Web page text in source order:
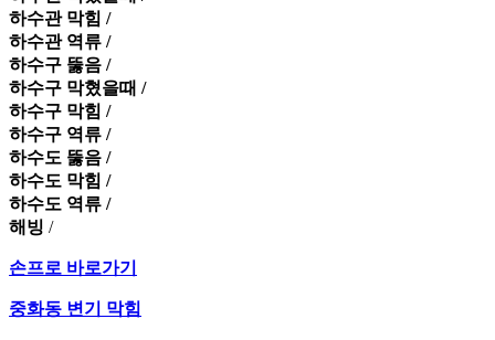
하수관 막힘 /
하수관 역류 /
하수구 뚫음 /
하수구 막혔을때 /
하수구 막힘 /
하수구 역류 /
하수도 뚫음 /
하수도 막힘 /
하수도 역류 /
해빙 /
손프로 바로가기
중화동 변기 막힘